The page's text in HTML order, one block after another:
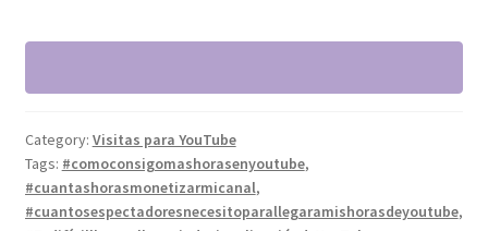
tu
quantity
Category: Visitas para YouTube
Tags: #comoconsigomashorasenyoutube,
#cuantashorasmonetizarmicanal,
#cuantosespectadoresnecesitoparallegaramishorasdeyoutube,